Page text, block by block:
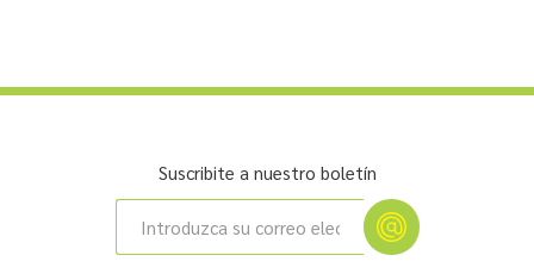
Suscribite a nuestro boletín